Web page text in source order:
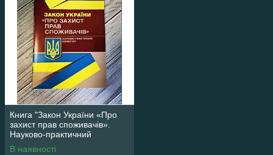
Книга "Закон України «Про
захист прав споживачів».
Науково-практичний
коментар Журавльов Д. В
В наявності